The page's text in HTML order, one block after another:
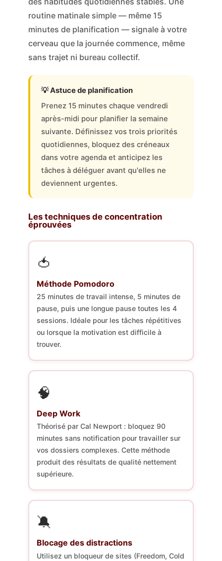
routine matinale simple — même 15
minutes de planification — signale à votre
cerveau que la journée commence, même
sans trajet ni bureau collectif.
💡 Astuce de planification
Prenez 15 minutes chaque vendredi
après-midi pour planifier la semaine
suivante. Définissez vos trois priorités
quotidiennes, bloquez des créneaux
dans votre agenda et anticipez les
tâches à déléguer avant qu'elles ne
deviennent urgentes.
Les techniques de concentration
éprouvées
🍅
Méthode Pomodoro
25 minutes de travail intense, 5 minutes de
pause, puis une longue pause toutes les 4
sessions. Idéale pour les tâches répétitives
ou lorsque la motivation est difficile à
trouver.
🧠
Deep Work
Théorisé par Cal Newport : bloquez 90
minutes sans notification pour travailler sur
vos dossiers complexes. Cette méthode
produit des résultats de qualité nettement
supérieure.
🔕
Blocage des distractions
Utilisez un bloqueur de sites (Freedom, Cold